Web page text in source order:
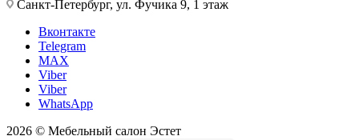
Санкт-Петербург, ул. Фучика 9, 1 этаж
Вконтакте
Telegram
MAX
Viber
Viber
WhatsApp
2026 © Мебельный салон Эстет